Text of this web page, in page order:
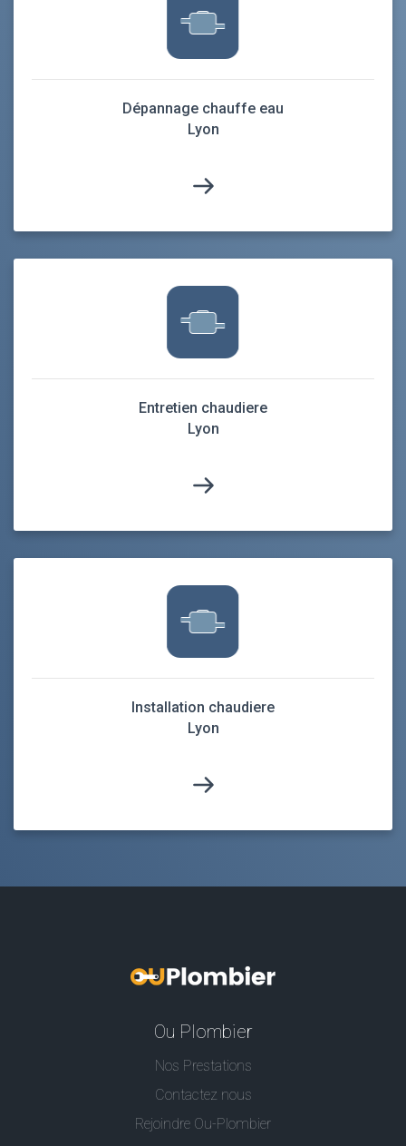
Dépannage chauffe eau
Lyon
Entretien chaudiere
Lyon
Installation chaudiere
Lyon
Ou Plombier
Nos Prestations
Contactez nous
Rejoindre Ou-Plombier